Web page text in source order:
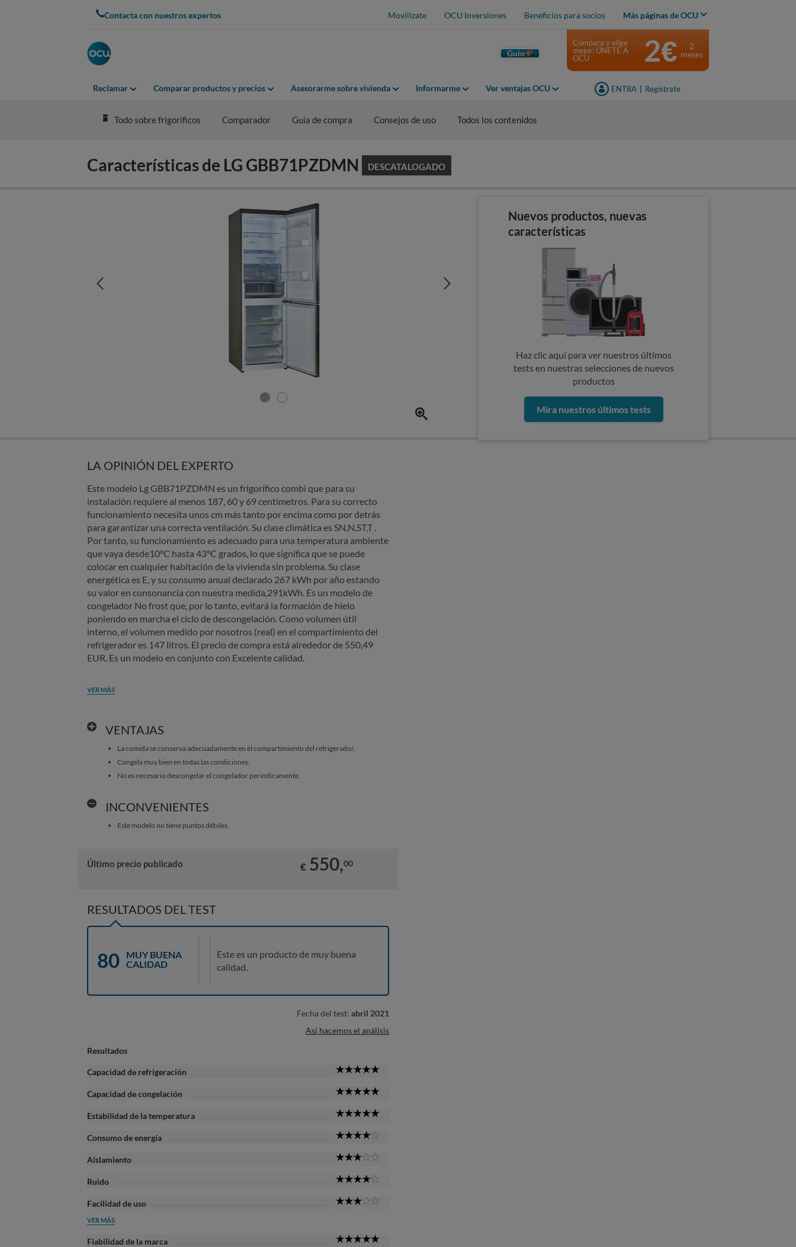
Contacta con nuestros expertos Movilízate OCU Inversiones Beneficios para socios Más páginas de OCU
Guio
Reclamar Comparar productos y precios Asesorarme sobre vivienda Informarme Ver ventajas OCU ENTRA Regístrate
Compara y elige
mejor: ÚNETE A
OCU
2€
2
meses
Todo sobre frigoríficos Comparador Guía de compra Consejos de uso Todos los contenidos
Características de LG GBB71PZDMN DESCATALOGADO
Nuevos productos, nuevas
características
Haz clic aquí para ver nuestros últimos
tests en nuestras selecciones de nuevos
productos
Mira nuestros últimos tests
LA OPINIÓN DEL EXPERTO
Este modelo Lg GBB71PZDMN es un frigorífico combi que para su
instalación requiere al menos 187, 60 y 69 centímetros. Para su correcto
funcionamiento necesita unos cm más tanto por encima como por detrás
para garantizar una correcta ventilación. Su clase climática es SN,N,ST,T .
Por tanto, su funcionamiento es adecuado para una temperatura ambiente
que vaya desde10°C hasta 43°C grados, lo que significa que se puede
colocar en cualquier habitación de la vivienda sin problema. Su clase
energética es E, y su consumo anual declarado 267 kWh por año estando
su valor en consonancia con nuestra medida,291kWh. Es un modelo de
congelador No frost que, por lo tanto, evitará la formación de hielo
poniendo en marcha el ciclo de descongelación. Como volumen útil
interno, el volumen medido por nosotros (real) en el compartimiento del
refrigerador es 147 litros. El precio de compra está alrededor de 550,49
EUR. Es un modelo en conjunto con Excelente calidad.
VER MÁS
VENTAJAS
La comida se conserva adecuadamente en el compartimiento del refrigerador.
Congela muy bien en todas las condiciones.
No es necesario descongelar el congelador periódicamente.
INCONVENIENTES
Este modelo no tiene puntos débiles.
Último precio publicado € 550,00
RESULTADOS DEL TEST
80
MUY BUENA
CALIDAD
Este es un producto de muy buena
calidad.
Fecha del test: abril 2021
Así hacemos el análisis
Resultados
Capacidad de refrigeración
Capacidad de congelación
Estabilidad de la temperatura
Consumo de energía
Aislamiento
Ruido
Facilidad de uso
VER MÁS
Fiabilidad de la marca